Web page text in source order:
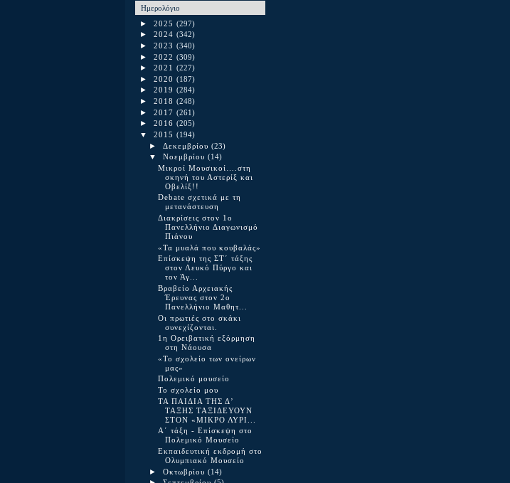
Ημερολόγιο
► 2025 (297)
► 2024 (342)
► 2023 (340)
► 2022 (309)
► 2021 (227)
► 2020 (187)
► 2019 (284)
► 2018 (248)
► 2017 (261)
► 2016 (205)
▼ 2015 (194)
► Δεκεμβρίου (23)
▼ Νοεμβρίου (14)
Μικροί Μουσικοί….στη
σκηνή του Αστερίξ και
Οβελίξ!!
Debate σχετικά με τη
μετανάστευση
Διακρίσεις στον 1ο
Πανελλήνιο Διαγωνισμό
Πιάνου
«Τα μυαλά που κουβαλάς»
Επίσκεψη της ΣΤ΄ τάξης
στον Λευκό Πύργο και
τον Άγ...
Βραβείο Αρχειακής
Έρευνας στον 2ο
Πανελλήνιο Μαθητ...
Οι πρωτιές στο σκάκι
συνεχίζονται.
1η Ορειβατική εξόρμηση
στη Νάουσα
«Το σχολείο των ονείρων
μας»
Πολεμικό μουσείο
Το σχολείο μου
ΤΑ ΠΑΙΔΙΑ ΤΗΣ Δ’
ΤΑΞΗΣ ΤΑΞΙΔΕΥΟΥΝ
ΣΤΟΝ «ΜΙΚΡΟ ΛΥΡΙ...
Α΄ τάξη - Επίσκεψη στο
Πολεμικό Μουσείο
Εκπαιδευτική εκδρομή στο
Ολυμπιακό Μουσείο
► Οκτωβρίου (14)